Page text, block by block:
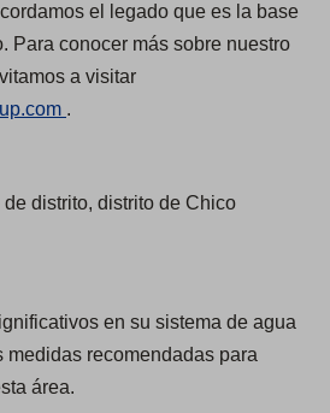
i
n
t
el legado que es la base
Para conocer más sobre nuestro
a visitar
e
n
a
n
.
distrito, distrito de Chico
en su sistema de agua
medidas recomendadas para
área.